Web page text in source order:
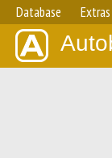
Database Extras